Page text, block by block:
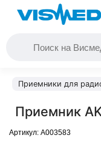
Приемники для
Приемник
Артикул: A003583